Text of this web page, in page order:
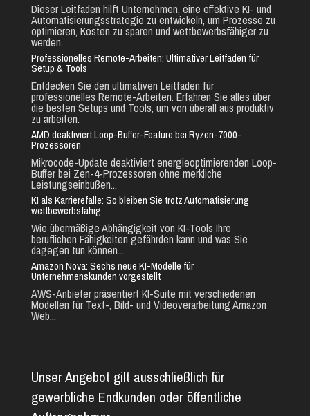
Dieser Leitfaden hilft Unternehmen, eine effektive KI- und
Automatisierungsstrategie zu entwickeln, um Prozesse zu
optimieren, Kosten zu sparen und wettbewerbsfähiger zu
werden.
Professionelles Remote-Arbeiten: Ultimativer Leitfaden für
Setup & Tools
Entdecken Sie den ultimativen Leitfaden für
professionelles Remote-Arbeiten. Erfahren Sie alles über
die besten Setups und Tools, um von überall aus produktiv
zu arbeiten.
AMD deaktiviert Loop-Buffer-Feature bei Ryzen-7000-
Prozessoren
Mikrocode-Update deaktiviert energieoptimierenden Loop-
Buffer bei Zen-4-Prozessoren ohne merkliche
Leistungseinbußen...
KI als Karrierefalle: So bleiben Sie trotz Automatisierung
wettbewerbsfähig
Wie übermäßige Abhängigkeit von KI-Tools Ihre
beruflichen Fähigkeiten gefährden kann und was Sie
dagegen tun können...
Amazon Nova: Sechs neue KI-Modelle für
Unternehmenskunden vorgestellt
AWS-Anbieter präsentiert KI-Suite mit verschiedenen
Modellen für Text-, Bild- und Videoverarbeitung Amazon
Web...
Unser Angebot gilt ausschließlich für
gewerbliche Endkunden oder öffentliche